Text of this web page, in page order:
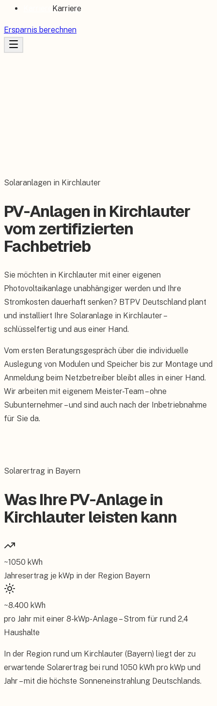
Karriere
Ersparnis berechnen
Solaranlagen in Kirchlauter
PV-Anlagen in Kirchlauter
vom zertifizierten
Fachbetrieb
Sie möchten in Kirchlauter mit einer eigenen
Photovoltaikanlage unabhängiger werden und Ihre
Stromkosten dauerhaft senken? BTPV Deutschland plant
und installiert Ihre Solaranlage in Kirchlauter –
schlüsselfertig und aus einer Hand.
Vom ersten Beratungsgespräch über die individuelle
Auslegung von Modulen und Speicher bis zur Montage und
Anmeldung beim Netzbetreiber bleibt alles in einer Hand.
Wir arbeiten mit eigenem Meister-Team – ohne
Subunternehmer – und sind auch nach der Inbetriebnahme
für Sie da.
Solarertrag in Bayern
Was Ihre PV-Anlage in
Kirchlauter leisten kann
~1050 kWh
Jahresertrag je kWp in der Region Bayern
~8.400 kWh
pro Jahr mit einer 8-kWp-Anlage – Strom für rund 2,4
Haushalte
In der Region rund um Kirchlauter (Bayern) liegt der zu
erwartende Solarertrag bei rund 1050 kWh pro kWp und
Jahr – mit die höchste Sonneneinstrahlung Deutschlands.